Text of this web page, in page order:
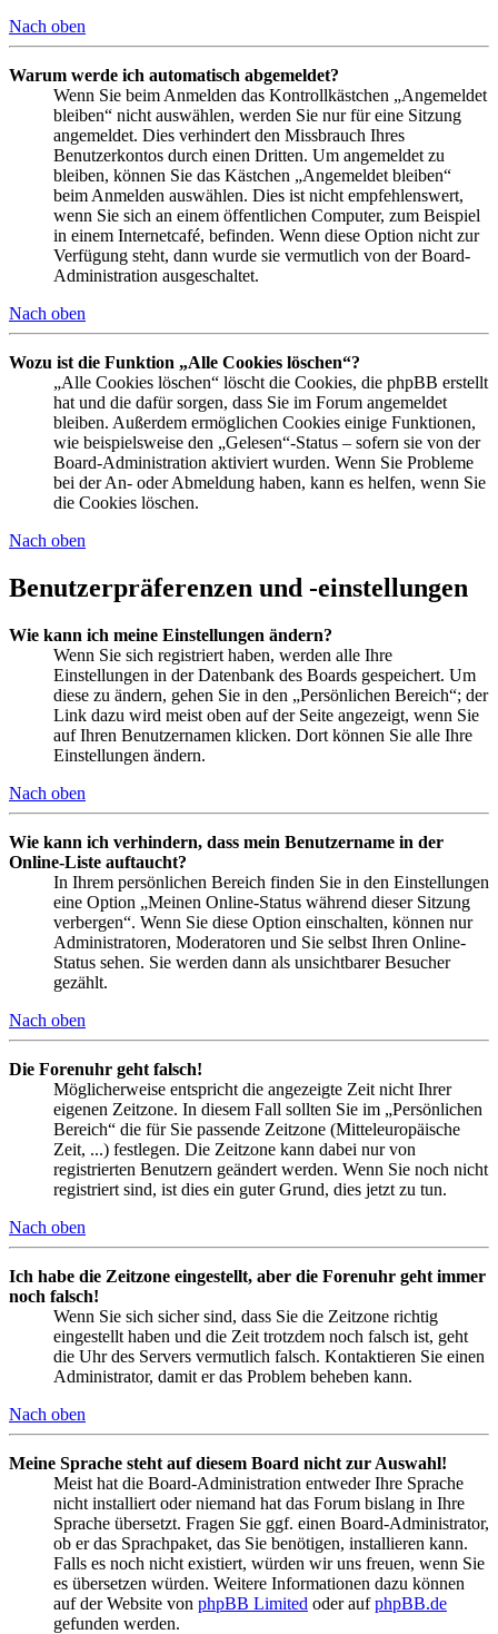
Nach oben
Warum werde ich automatisch abgemeldet?
Wenn Sie beim Anmelden das Kontrollkästchen „Angemeldet
bleiben“ nicht auswählen, werden Sie nur für eine Sitzung
angemeldet. Dies verhindert den Missbrauch Ihres
Benutzerkontos durch einen Dritten. Um angemeldet zu
bleiben, können Sie das Kästchen „Angemeldet bleiben“
beim Anmelden auswählen. Dies ist nicht empfehlenswert,
wenn Sie sich an einem öffentlichen Computer, zum Beispiel
in einem Internetcafé, befinden. Wenn diese Option nicht zur
Verfügung steht, dann wurde sie vermutlich von der Board-
Administration ausgeschaltet.
Nach oben
Wozu ist die Funktion „Alle Cookies löschen“?
„Alle Cookies löschen“ löscht die Cookies, die phpBB erstellt
hat und die dafür sorgen, dass Sie im Forum angemeldet
bleiben. Außerdem ermöglichen Cookies einige Funktionen,
wie beispielsweise den „Gelesen“-Status – sofern sie von der
Board-Administration aktiviert wurden. Wenn Sie Probleme
bei der An- oder Abmeldung haben, kann es helfen, wenn Sie
die Cookies löschen.
Nach oben
Benutzerpräferenzen und -einstellungen
Wie kann ich meine Einstellungen ändern?
Wenn Sie sich registriert haben, werden alle Ihre
Einstellungen in der Datenbank des Boards gespeichert. Um
diese zu ändern, gehen Sie in den „Persönlichen Bereich“; der
Link dazu wird meist oben auf der Seite angezeigt, wenn Sie
auf Ihren Benutzernamen klicken. Dort können Sie alle Ihre
Einstellungen ändern.
Nach oben
Wie kann ich verhindern, dass mein Benutzername in der
Online-Liste auftaucht?
In Ihrem persönlichen Bereich finden Sie in den Einstellungen
eine Option „Meinen Online-Status während dieser Sitzung
verbergen“. Wenn Sie diese Option einschalten, können nur
Administratoren, Moderatoren und Sie selbst Ihren Online-
Status sehen. Sie werden dann als unsichtbarer Besucher
gezählt.
Nach oben
Die Forenuhr geht falsch!
Möglicherweise entspricht die angezeigte Zeit nicht Ihrer
eigenen Zeitzone. In diesem Fall sollten Sie im „Persönlichen
Bereich“ die für Sie passende Zeitzone (Mitteleuropäische
Zeit, ...) festlegen. Die Zeitzone kann dabei nur von
registrierten Benutzern geändert werden. Wenn Sie noch nicht
registriert sind, ist dies ein guter Grund, dies jetzt zu tun.
Nach oben
Ich habe die Zeitzone eingestellt, aber die Forenuhr geht immer
noch falsch!
Wenn Sie sich sicher sind, dass Sie die Zeitzone richtig
eingestellt haben und die Zeit trotzdem noch falsch ist, geht
die Uhr des Servers vermutlich falsch. Kontaktieren Sie einen
Administrator, damit er das Problem beheben kann.
Nach oben
Meine Sprache steht auf diesem Board nicht zur Auswahl!
Meist hat die Board-Administration entweder Ihre Sprache
nicht installiert oder niemand hat das Forum bislang in Ihre
Sprache übersetzt. Fragen Sie ggf. einen Board-Administrator,
ob er das Sprachpaket, das Sie benötigen, installieren kann.
Falls es noch nicht existiert, würden wir uns freuen, wenn Sie
es übersetzen würden. Weitere Informationen dazu können
auf der Website von phpBB Limited oder aufphpBB.de
gefunden werden.